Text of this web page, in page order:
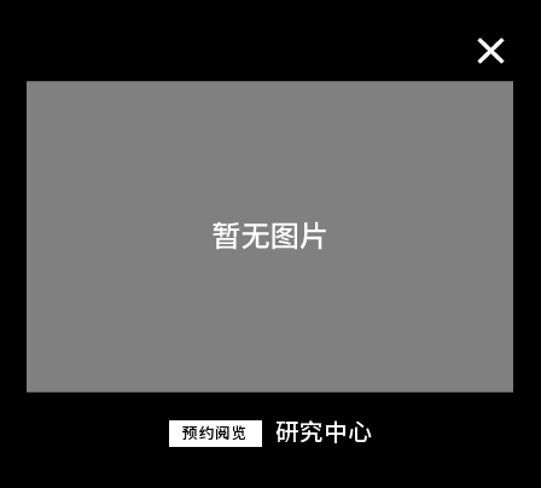
预约阅览 研究中心
关于M+藏品
探索世界顶级的二十及二十一世纪视觉